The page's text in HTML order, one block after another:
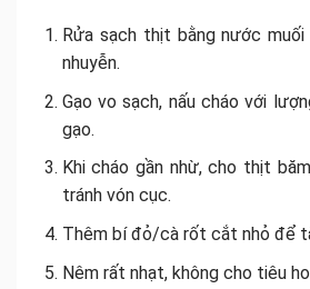
Rửa sạch thịt bằng nước
nhuyễn.
Gạo vo sạch, nấu cháo với
gạo.
Khi cháo gần nhừ, cho thịt
tránh vón cục.
Thêm bí đỏ/cà rốt cắt nhỏ để
Nêm rất nhạt, không cho tiêu